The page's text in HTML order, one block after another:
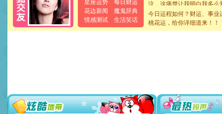
星座运势
每日财运
花边新闻
魔鬼辞典
情感测试
生活笑话
[春节]风柔雨润好月圆，半
颜！冬去春来似水如烟，
[圣诞节]不只这样的日子才
能正大光明地骚扰你,告诉
天都要快乐噢!
今日运程如何？财运、事业
桃花运，给你详细道来！！